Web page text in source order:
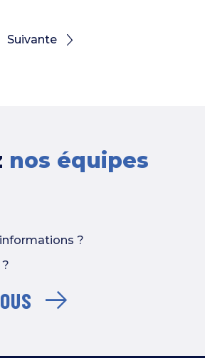
Suivante
nos équipes
?